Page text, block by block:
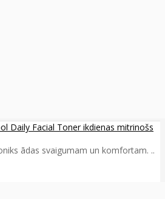
Daily Facial Toner ikdienas mitrinošs
ādas svaigumam un komfortam. ..